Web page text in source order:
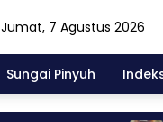
Jumat, 7 Agustus 2026
Sungai Pinyuh